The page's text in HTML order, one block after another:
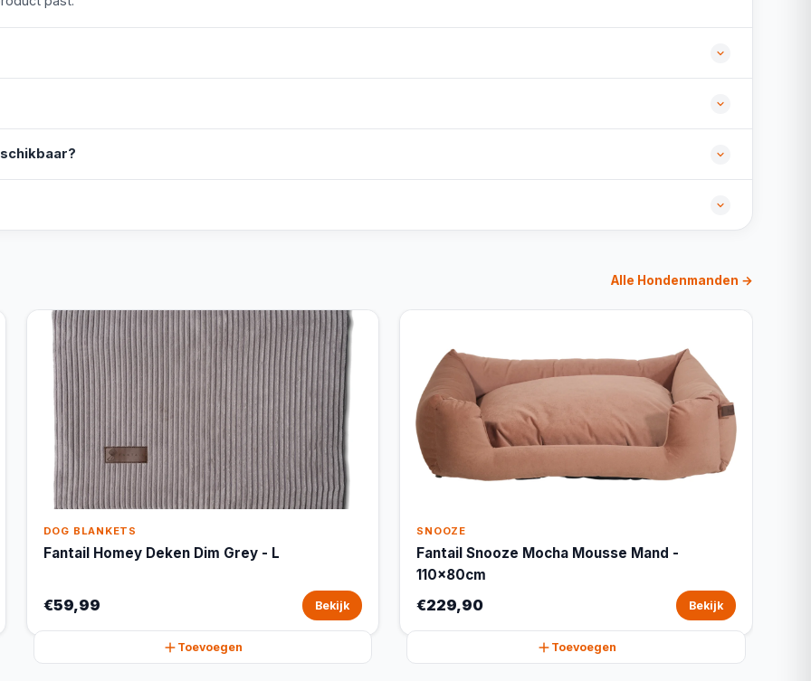
Alle Hondenmanden →
DOG BLANKETS
Fantail Homey Deken Dim Grey - L
€59,99 Bekijk
Toevoegen
SNOOZE
Fantail Snooze Mocha Mousse Mand -
110x80cm
€229,90 Bekijk
Toevoegen